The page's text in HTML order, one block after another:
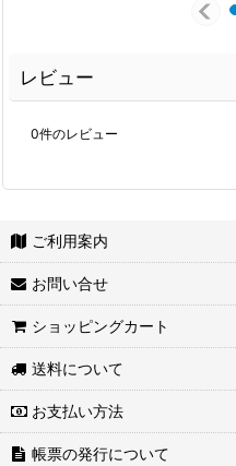
レビュー
0件のレビュー
ご利用案内
お問い合せ
ショッピングカート
送料について
お支払い方法
帳票の発行について